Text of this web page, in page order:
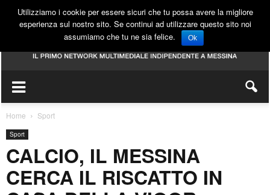
Home Sport
Sport
CALCIO, IL MESSINA
CERCA IL RISCATTO IN
Utilizziamo i cookie per essere sicuri che tu possa avere la migliore
esperienza sul nostro sito. Se continui ad utilizzare questo sito noi
assumiamo che tu ne sia felice.
Ok